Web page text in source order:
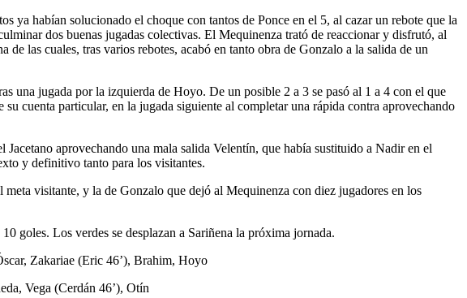
ya habían solucionado el choque con tantos de Ponce en el 5, al cazar un rebote que la
dos buenas jugadas colectivas. El Mequinenza trató de reaccionar y disfrutó, al
las cuales, tras varios rebotes, acabó en tanto obra de Gonzalo a la salida de un
una jugada por la izquierda de Hoyo. De un posible 2 a 3 se pasó al 1 a 4 con el que
cuenta particular, en la jugada siguiente al completar una rápida contra aprovechando
aprovechando una mala salida Velentín, que había sustituido a Nadir en el
y definitivo tanto para los visitantes.
visitante, y la de Gonzalo que dejó al Mequinenza con diez jugadores en los
goles. Los verdes se desplazan a Sariñena la próxima jornada.
Zakariae (Eric 46’), Brahim, Hoyo
Vega (Cerdán 46’), Otín